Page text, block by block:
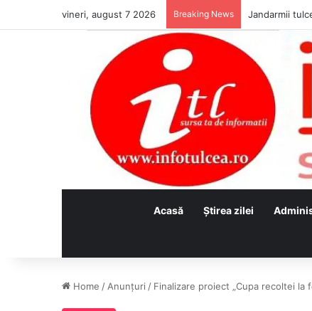
vineri, august 7 2026 Breaking News Jandarmii
Acasă Ştirea zilei
Home /Anunţuri / Finalizare proiect „Cupa recoltei la